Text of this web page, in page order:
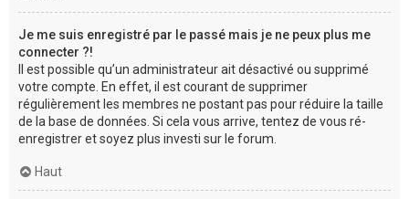
Je me suis enregistré par le passé mais je ne peux plus me
connecter ?!
Il est possible qu’un administrateur ait désactivé ou supprimé
votre compte. En effet, il est courant de supprimer
régulièrement les membres ne postant pas pour réduire la taille
de la base de données. Si cela vous arrive, tentez de vous ré-
enregistrer et soyez plus investi sur le forum.
Haut